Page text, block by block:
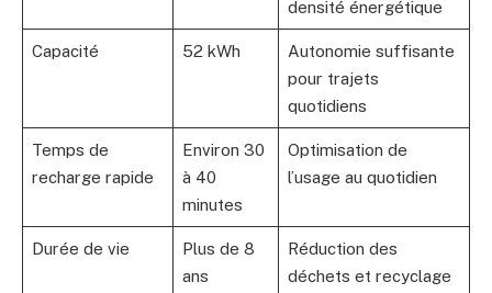
densité énergétique
Capacité 52 kWh
Autonomie suffisante
pour trajets
quotidiens
Temps de
recharge rapide
Environ 30
à 40
minutes
Optimisation de
l’usage au quotidien
Durée de vie
Plus de 8
ans
Réduction des
déchets et recyclage